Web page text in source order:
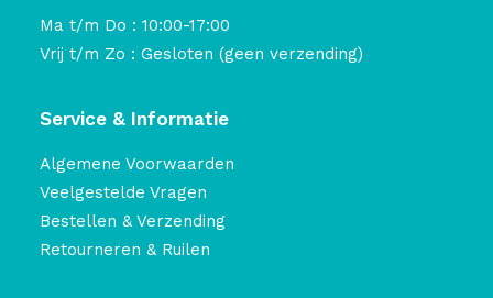
Ma t/m Do : 10:00-17:00
Vrij t/m Zo : Gesloten (geen verzending)
Service & Informatie
Algemene Voorwaarden
Veelgestelde Vragen
Bestellen & Verzending
Retourneren & Ruilen